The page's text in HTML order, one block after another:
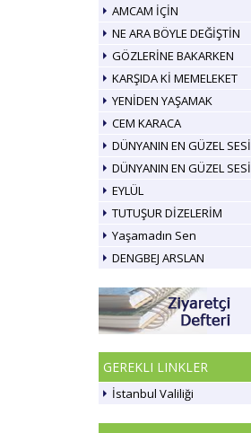
AMCAM İÇİN
NE ARA BÖYLE DEĞİŞTİN
GÖZLERİNE BAKARKEN
KARŞIDA Kİ MEMELEKET
YENİDEN YAŞAMAK
CEM KARACA
DÜNYANIN EN GÜZEL SESİ
DÜNYANIN EN GÜZEL SESİ
EYLÜL
TUTUŞUR DİZELERİM
Yaşamadın Sen
DENGBEJ ARSLAN
GEREKLI LINKLER
İstanbul Valiliği